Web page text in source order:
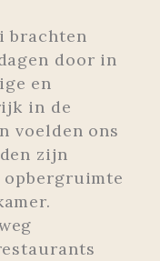
brachten
door in
en
in de
voelden ons
zijn